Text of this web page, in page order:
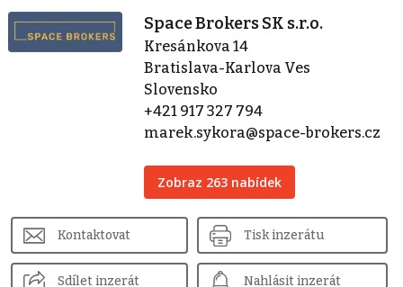
Space Brokers SK s.r.o.
Kresánkova 14
Bratislava-Karlova Ves
Slovensko
+421 917 327 794
marek.sykora@space-brokers.cz
Zobraz 263 nabídek
Kontaktovat Tisk inzerátu
Sdílet inzerát Nahlásit inzerát